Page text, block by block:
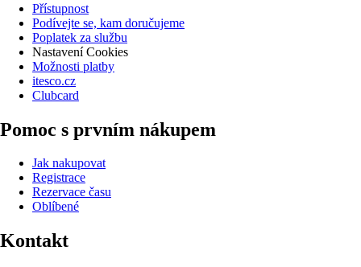
Přístupnost
Podívejte se, kam doručujeme
Poplatek za službu
Nastavení Cookies
Možnosti platby
itesco.cz
Clubcard
Pomoc s prvním nákupem
Jak nakupovat
Registrace
Rezervace času
Oblíbené
Kontakt